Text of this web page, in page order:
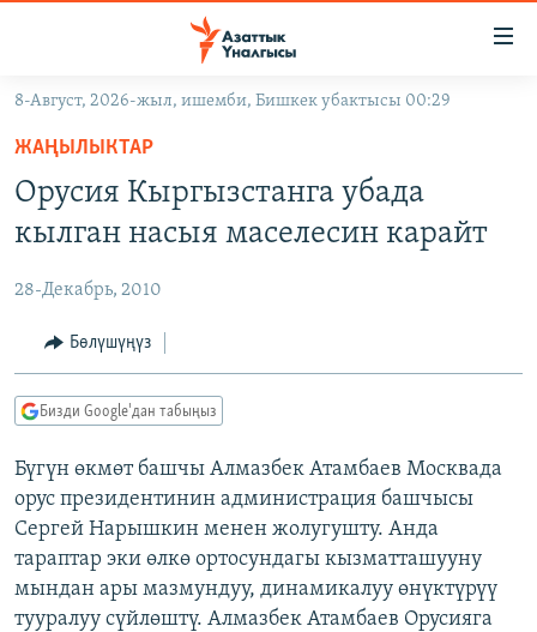
Навигацияга
өтүңүз
Издөөгө
салыңызКЫРГЫЗСТАН
ЭКОНОМИКА
МАДАНИЯТ
ДҮЙНӨ
БОРБОР АЗИЯ
АТАЙЫН ИЛИКТӨӨ
ТВ ПРОГРАММАЛАР
ЭКСПЕРТТЕР ТАЛДАЙТ
БИЗ ЖАНА ДҮЙНӨ
ДАНИСТЕ
ЭЖЕ-СИҢДИЛЕР
АЗАТТЫК+
ӨЗГӨЧӨ ПИКИР
Русский
ОНЛАЙН ШЕРИНЕ
8-Август, 2026-жыл, ишемби, Бишкек убактысы 00:29
ЖАҢЫЛЫКТАР
Орусия Кыргызстанга убада
кылган насыя маселесин карайт
28-Декабрь, 2010
Бөлүшүңүз
Бизди Google'дан табыңыз
Бүгүн өкмөт башчы Алмазбек Атамбаев Москвада
орус президентинин администрация башчысы
Сергей Нарышкин менен жолугушту. Анда
тараптар эки өлкө ортосундагы кызматташууну
мындан ары мазмундуу, динамикалуу өнүктүрүү
тууралуу сүйлөштү. Алмазбек Атамбаев Орусияга